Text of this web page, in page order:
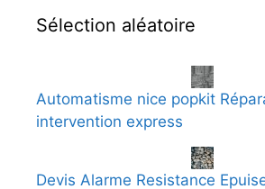
Sélection aléatoire
Automatisme nice popkit
intervention express
Devis Alarme Resistance